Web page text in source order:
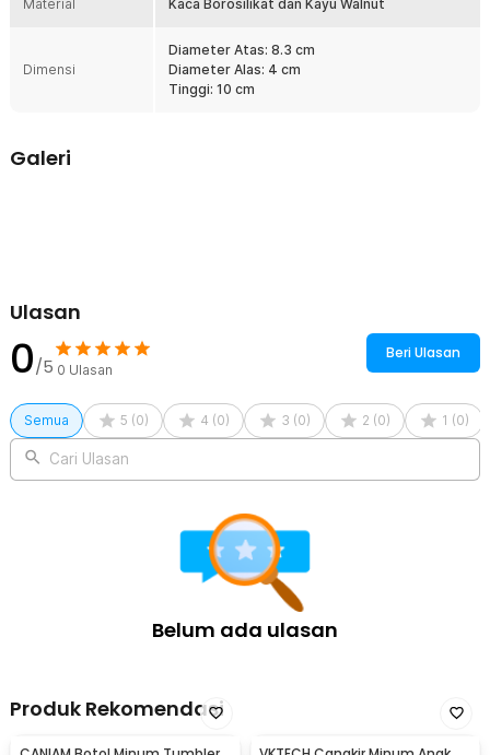
Ukuran 260 ml pas untuk porsi harian yang seimbang. Cocok untuk
ringkas dan mudah ditata sebagai set minum.
Borosilikat Tahan Suhu dan Ring Peredam Panas
walnut berfungsi sebagai peredam panas agar nyaman digenggam.
Material Kaca Borosilikat dan Kayu Walnut
Dimensi
Diameter Atas: 8.3 cm
Diameter Alas: 4 cm
Tinggi: 10 cm
Galeri
Ulasan
0/5 0 Ulasan
Beri Ulasan
Semua 5 (0) 4 (0) 3 (0) 2 (0) 1 (0)
Cari Ulasan
Belum ada ulasan
Produk Rekomendasi